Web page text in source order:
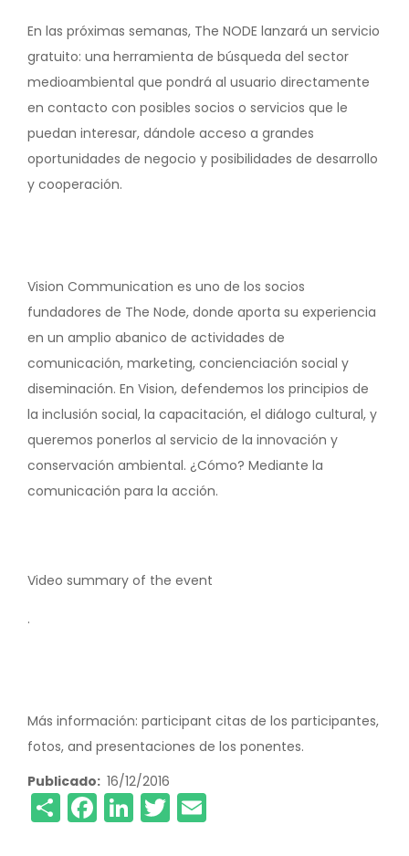
En las próximas semanas, The NODE lanzará un servicio
gratuito: una herramienta de búsqueda del sector
medioambiental que pondrá al usuario directamente
en contacto con posibles socios o servicios que le
puedan interesar, dándole acceso a grandes
oportunidades de negocio y posibilidades de desarrollo
y cooperación.
Vision Communication es uno de los socios
fundadores de The Node, donde aporta su experiencia
en un amplio abanico de actividades de
comunicación, marketing, concienciación social y
diseminación. En Vision, defendemos los principios de
la inclusión social, la capacitación, el diálogo cultural, y
queremos ponerlos al servicio de la innovación y
conservación ambiental. ¿Cómo? Mediante la
comunicación para la acción.
Video summary of the event
.
Más información: participant citas de los participantes,
fotos, and presentaciones de los ponentes.
Publicado 16/12/2016
ShareFacebook
LinkedIn
Twitter